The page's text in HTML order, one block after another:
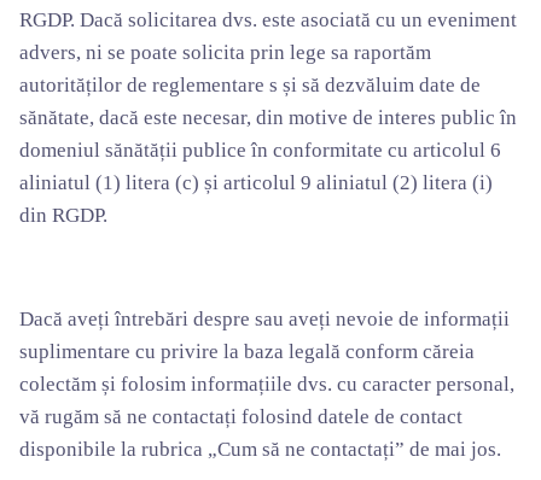
RGDP. Dacă solicitarea dvs. este asociată cu un eveniment
advers, ni se poate solicita prin lege sa raportăm
autorităților de reglementare s și să dezvăluim date de
sănătate, dacă este necesar, din motive de interes public în
domeniul sănătății publice în conformitate cu articolul 6
aliniatul (1) litera (c) și articolul 9 aliniatul (2) litera (i)
din RGDP.
Dacă aveți întrebări despre sau aveți nevoie de informații
suplimentare cu privire la baza legală conform căreia
colectăm și folosim informațiile dvs. cu caracter personal,
vă rugăm să ne contactați folosind datele de contact
disponibile la rubrica „Cum să ne contactați” de mai jos.